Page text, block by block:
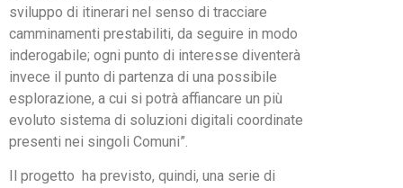
sviluppo di itinerari nel senso di tracciare
camminamenti prestabiliti, da seguire in modo
inderogabile; ogni punto di interesse diventerà
invece il punto di partenza di una possibile
esplorazione, a cui si potrà affiancare un più
evoluto sistema di soluzioni digitali coordinate
presenti nei singoli Comuni”.
Il progetto ha previsto, quindi, una serie di